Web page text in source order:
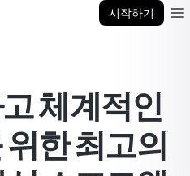
시작하기
체계적인
한 최고의